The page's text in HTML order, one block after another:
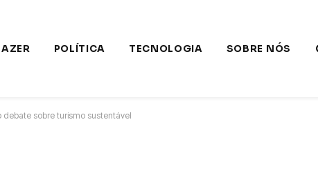
POLÍTICA TECNOLOGIA SOBRE NÓS
sobre turismo sustentável